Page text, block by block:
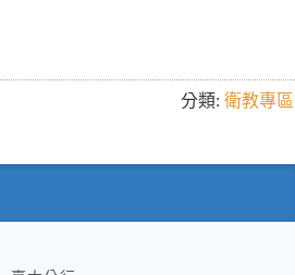
分類: 衛教專區